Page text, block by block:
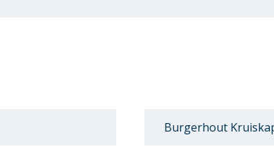
Burgerhout